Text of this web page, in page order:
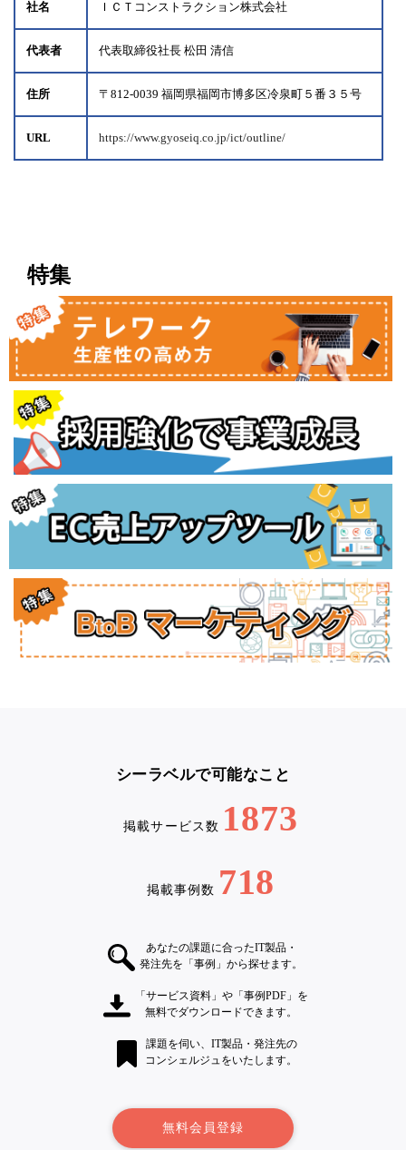
社名 ＩＣＴコンストラクション株式会社
代表者 代表取締役社長 松田 清信
住所 〒812-0039 福岡県福岡市博多区冷泉町５番３５号
URL https://www.gyoseiq.co.jp/ict/outline/
特集
シーラベルで可能なこと
掲載サービス数 1873
掲載事例数 718
あなたの課題に合ったIT製品・
発注先を「事例」から探せます。
「サービス資料」や「事例PDF」を
無料でダウンロードできます。
課題を伺い、IT製品・発注先の
コンシェルジュをいたします。
無料会員登録